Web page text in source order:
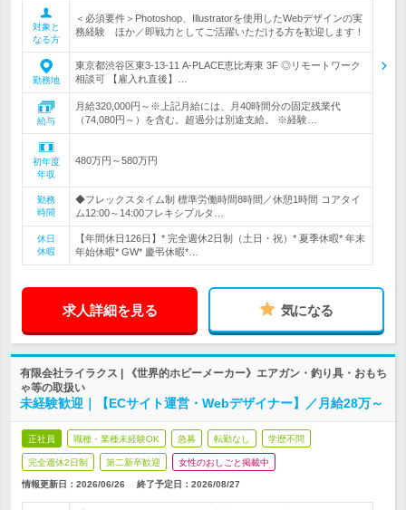
対象と
なる方
＜必須要件＞Photoshop、Illustratorを使用したWebデザインの実
務経験 ほか／即戦力としてご活躍いただける方を歓迎します！
勤務地
東京都渋谷区東3-13-11 A-PLACE恵比寿東 3F ◎リモートワーク
相談可 【雇入れ直後】…
給与
月給320,000円～※上記月給には、月40時間分の固定残業代
（74,080円～）を含む。超過分は別途支給。 ※経験…
初年度
年収
480万円～580万円
勤務
時間
◆フレックスタイム制 標準労働時間8時間／休憩1時間 コアタイ
ム12:00～14:00フレキシブルタ…
休日
休暇
【年間休日126日】* 完全週休2日制（土日・祝）* 夏季休暇* 年末
年始休暇* GW* 慶弔休暇*…
求人詳細を見る 気になる
有限会社ライラクス | 《世界的ホビーメーカー》エアガン・釣り具・おもち
ゃ等の取扱い
未経験歓迎｜【ECサイト運営・Webデザイナー】／月給28万～
正社員 職種・業種未経験OK 急募 転勤なし 学歴不問
完全週休2日制 第二新卒歓迎 女性のおしごと掲載中
情報更新日：2026/06/26 終了予定日： 2026/08/27